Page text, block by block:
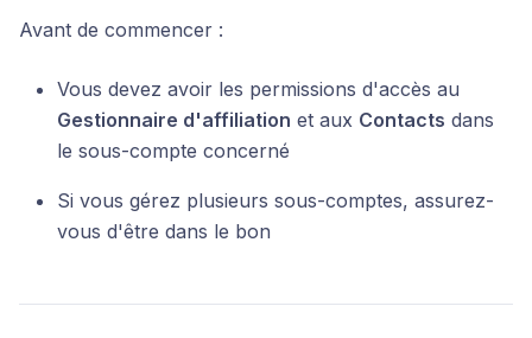
Avant de commencer :
Vous devez avoir les permissions d'accès au
Gestionnaire d'affiliation et aux Contacts dans
le sous-compte concerné
Si vous gérez plusieurs sous-comptes, assurez-
vous d'être dans le bon